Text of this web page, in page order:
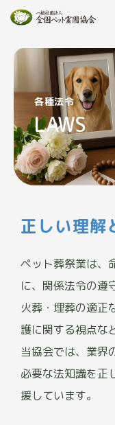
各種法令
LAWS
正しい理解
ペット葬祭業は、
に、関係法令の遵
火葬・埋葬の適正
護に関する視点な
当協会では、業界
必要な法知識を正
援しています。